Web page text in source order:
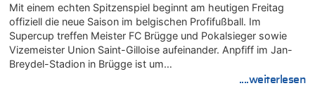
Mit einem echten Spitzenspiel beginnt am heutigen Freitag
offiziell die neue Saison im belgischen Profifußball. Im
Supercup treffen Meister FC Brügge und Pokalsieger sowie
Vizemeister Union Saint-Gilloise aufeinander. Anpfiff im Jan-
Breydel-Stadion in Brügge ist um…
....weiterlesen